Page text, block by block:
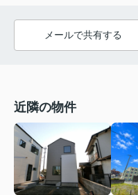
メールで共有する
近隣の物件